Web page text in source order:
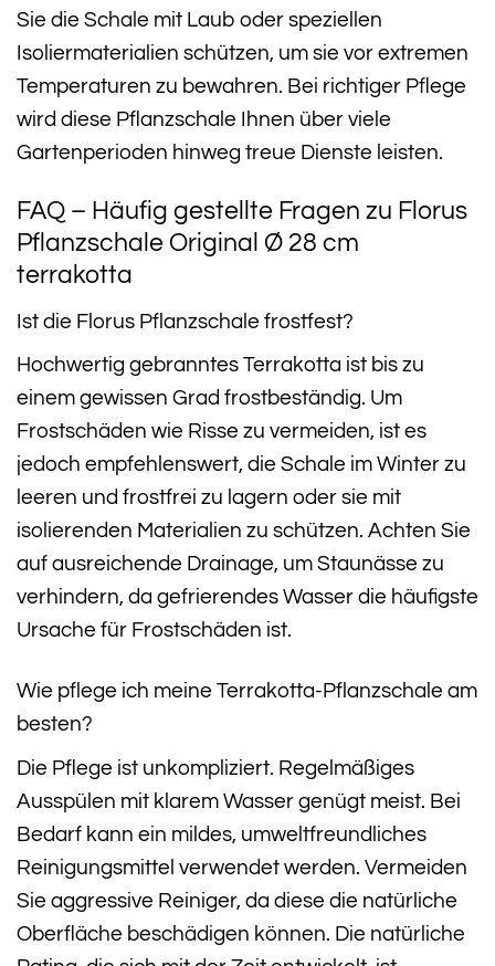
Sie die Schale mit Laub oder speziellen
Isoliermaterialien schützen, um sie vor extremen
Temperaturen zu bewahren. Bei richtiger Pflege
wird diese Pflanzschale Ihnen über viele
Gartenperioden hinweg treue Dienste leisten.
FAQ – Häufig gestellte Fragen zu Florus
Pflanzschale Original Ø 28 cm
terrakotta
Ist die Florus Pflanzschale frostfest?
Hochwertig gebranntes Terrakotta ist bis zu
einem gewissen Grad frostbeständig. Um
Frostschäden wie Risse zu vermeiden, ist es
jedoch empfehlenswert, die Schale im Winter zu
leeren und frostfrei zu lagern oder sie mit
isolierenden Materialien zu schützen. Achten Sie
auf ausreichende Drainage, um Staunässe zu
verhindern, da gefrierendes Wasser die häufigste
Ursache für Frostschäden ist.
Wie pflege ich meine Terrakotta-Pflanzschale am
besten?
Die Pflege ist unkompliziert. Regelmäßiges
Ausspülen mit klarem Wasser genügt meist. Bei
Bedarf kann ein mildes, umweltfreundliches
Reinigungsmittel verwendet werden. Vermeiden
Sie aggressive Reiniger, da diese die natürliche
Oberfläche beschädigen können. Die natürliche